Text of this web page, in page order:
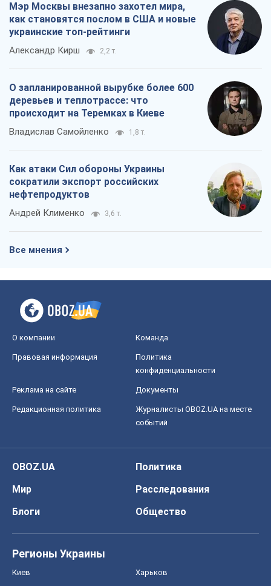
Мэр Москвы внезапно захотел мира,
как становятся послом в США и новые
украинские топ-рейтинги
Александр Кирш 2,2 т.
О запланированной вырубке более 600
деревьев и теплотрассе: что
происходит на Теремках в Киеве
Владислав Самойленко 1,8 т.
Как атаки Сил обороны Украины
сократили экспорт российских
нефтепродуктов
Андрей Клименко 3,6 т.
Все мнения
О компании Команда
Правовая информация
Политика
конфиденциальности
Реклама на сайте Документы
Редакционная политика
Журналисты OBOZ.UA на месте
событий
OBOZ.UA
Политика
Мир
Расследования
Блоги
Общество
Регионы Украины
Киев Харьков